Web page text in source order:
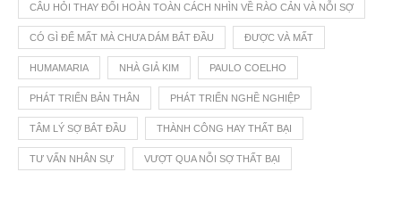
CÂU HỎI THAY ĐỔI HOÀN TOÀN CÁCH NHÌN VỀ RÀO CẢN VÀ NỖI SỢ
CÓ GÌ ĐỂ MẤT MÀ CHƯA DÁM BẮT ĐẦU ĐƯỢC VÀ MẤT
HUMAMARIA NHÀ GIẢ KIM PAULO COELHO
PHÁT TRIỂN BẢN THÂN PHÁT TRIỂN NGHỀ NGHIỆP
TÂM LÝ SỢ BẮT ĐẦU THÀNH CÔNG HAY THẤT BẠI
TƯ VẤN NHÂN SỰ VƯỢT QUA NỖI SỢ THẤT BẠI